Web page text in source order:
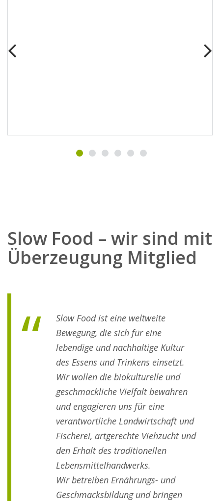
Slow Food – wir sind mit
Überzeugung Mitglied
Slow Food ist eine weltweite
Bewegung, die sich für eine
lebendige und nachhaltige Kultur
des Essens und Trinkens einsetzt.
Wir wollen die biokulturelle und
geschmackliche Vielfalt bewahren
und engagieren uns für eine
verantwortliche Landwirtschaft und
Fischerei, artgerechte Viehzucht und
den Erhalt des traditionellen
Lebensmittelhandwerks.
Wir betreiben Ernährungs- und
Geschmacksbildung und bringen